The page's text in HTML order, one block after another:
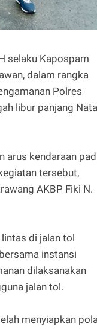
selaku Kapospam
dalam rangka
Polres
libur panjang
arus kendaraan
tersebut,
AKBP Fiki N.
di jalan tol
instansi
dilaksanakan
jalan tol.
menyiapkan